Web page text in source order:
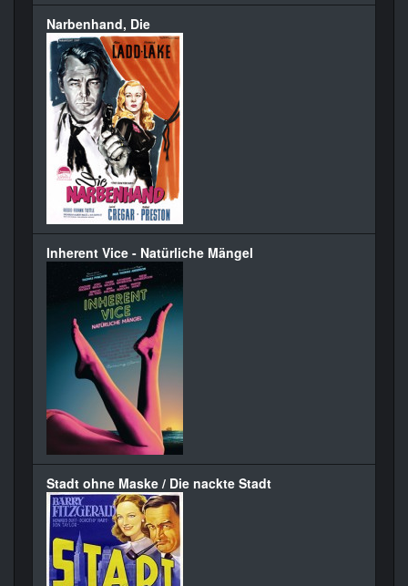
Narbenhand, Die
Inherent Vice - Natürliche Mängel
Stadt ohne Maske / Die nackte Stadt